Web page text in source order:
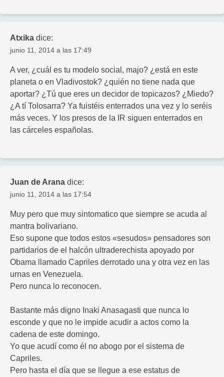
Atxika dice:
junio 11, 2014 a las 17:49
A ver, ¿cuál es tu modelo social, majo? ¿está en este
planeta o en Vladivostok? ¿quién no tiene nada que
aportar? ¿Tú que eres un decidor de topicazos? ¿Miedo?
¿A tí Tolosarra? Ya fuistéis enterrados una vez y lo seréis
más veces. Y los presos de la IR siguen enterrados en
las cárceles españolas.
Juan de Arana dice:
junio 11, 2014 a las 17:54
Muy pero que muy sintomatico que siempre se acuda al
mantra bolivariano.
Eso supone que todos estos «sesudos» pensadores son
partidarios de el halcón ultraderechista apoyado por
Obama llamado Capriles derrotado una y otra vez en las
urnas en Venezuela.
Pero nunca lo reconocen.
Bastante más digno Inaki Anasagasti que nunca lo
esconde y que no le impide acudir a actos como la
cadena de este domingo.
Yo que acudí como él no abogo por el sistema de
Capriles.
Pero hasta el día que se llegue a ese estatus de